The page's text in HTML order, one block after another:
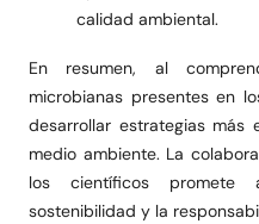
calidad ambiental.
En resumen, al
microbianas presentes en
desarrollar estrategias más
medio ambiente. La
los científicos
sostenibilidad y la